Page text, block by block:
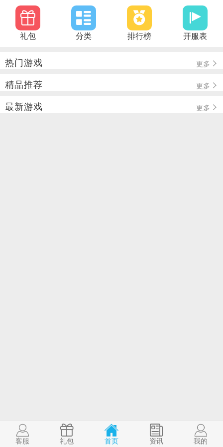
礼包 分类 排行榜 开服表
热门游戏 更多
精品推荐 更多
最新游戏 更多
客服 礼包 首页 资讯 我的